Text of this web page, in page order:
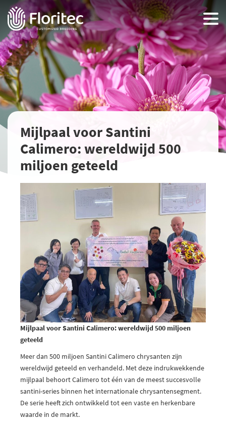
Mijlpaal voor Santini
Calimero: wereldwijd 500
miljoen geteeld
Mijlpaal voor Santini Calimero: wereldwijd 500 miljoen
geteeld
Meer dan 500 miljoen Santini Calimero chrysanten zijn
wereldwijd geteeld en verhandeld. Met deze indrukwekkende
mijlpaal behoort Calimero tot één van de meest succesvolle
santini-series binnen het internationale chrysantensegment.
De serie heeft zich ontwikkeld tot een vaste en herkenbare
waarde in de markt.